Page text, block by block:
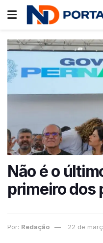
Não é o
primeiro dos
Por: Redação 22 de